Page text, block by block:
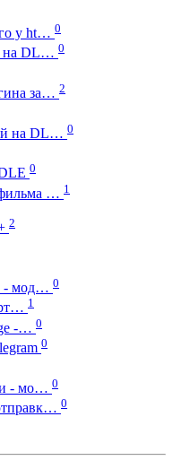
у ht… 0
на DL… 0
за… 2
на DL… 0
0
… 1
2
- мод… 0
1
-… 0
0
- мо… 0
0